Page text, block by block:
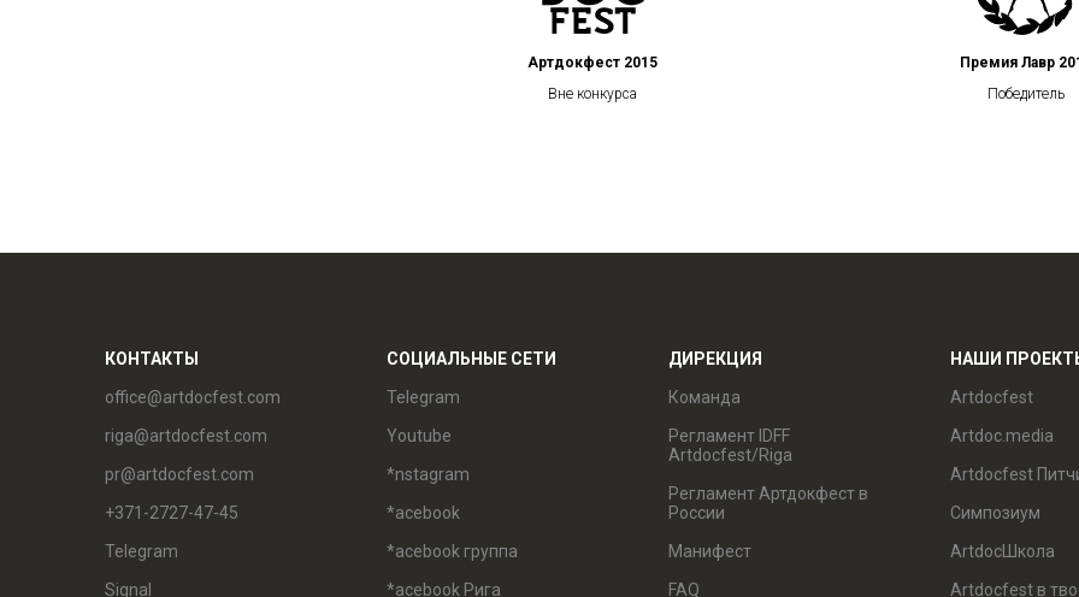
Артдокфест 2015
Вне конкурса
Премия Лавр
Победитель
КОНТАКТЫ
office@artdocfest.com
riga@artdocfest.com
pr@artdocfest.com
+371-2727-47-45
Telegram
Signal
СОЦИАЛЬНЫЕ СЕТИ
Telegram
Youtube
*nstagram
*acebook
*acebook группа
*acebook Рига
ДИРЕКЦИЯ
Команда
Регламент IDFF
Artdocfest/Riga
Регламент Артдокфест в
России
Манифест
FAQ
НАШИ
Artdocfest
Artdoc.media
Artdocfest
Симпозиум
ArtdocШкола
Artdocfest в